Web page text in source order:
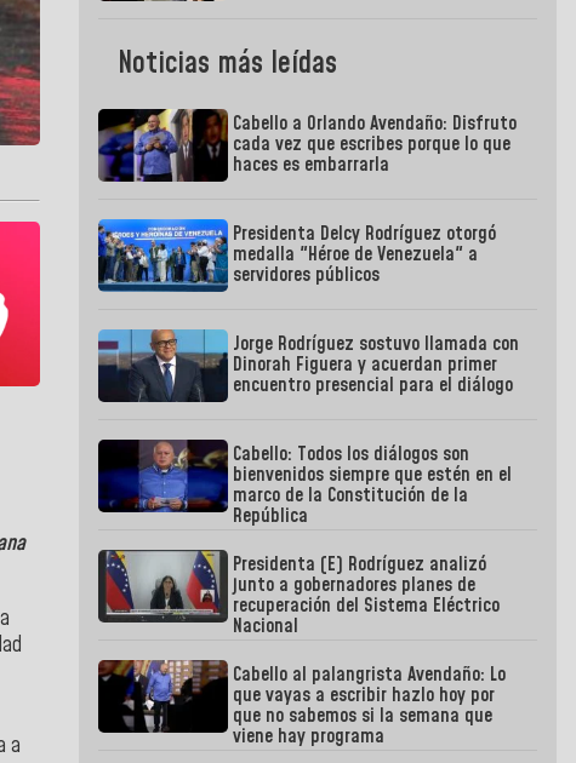
a
Noticias más leídas
Cabello a Orlando Avendaño: Disfruto
cada vez que escribes porque lo que
haces es embarrarla
Presidenta Delcy Rodríguez otorgó
medalla "Héroe de Venezuela" a
servidores públicos
Jorge Rodríguez sostuvo llamada con
Dinorah Figuera y acuerdan primer
encuentro presencial para el diálogo
Cabello: Todos los diálogos son
bienvenidos siempre que estén en el
marco de la Constitución de la
República
Presidenta (E) Rodríguez analizó
junto a gobernadores planes de
recuperación del Sistema Eléctrico
Nacional
Cabello al palangrista Avendaño: Lo
que vayas a escribir hazlo hoy por
que no sabemos si la semana que
viene hay programa